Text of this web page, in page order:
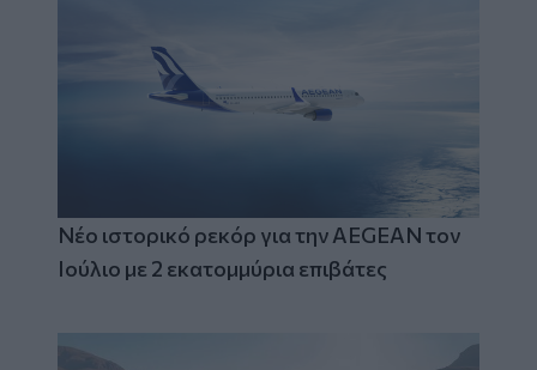
Νέο ιστορικό ρεκόρ για την AEGEAN τον
Ιούλιο με 2 εκατομμύρια επιβάτες